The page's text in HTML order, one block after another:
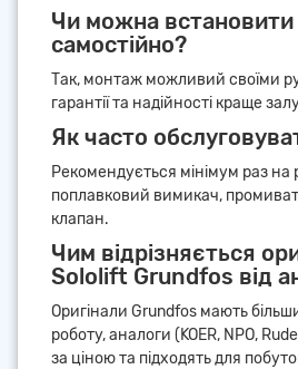
Чи можна
самостійно?
Так, монтаж можливий своїми
гарантії та надійності краще
Як часто
Рекомендується мінімум раз на
поплавковий вимикач,
клапан.
Чим відрізняється
Sololift Grundfos від
Оригінали Grundfos мають
роботу, аналоги (KOER, NPO,
за ціною та підходять для